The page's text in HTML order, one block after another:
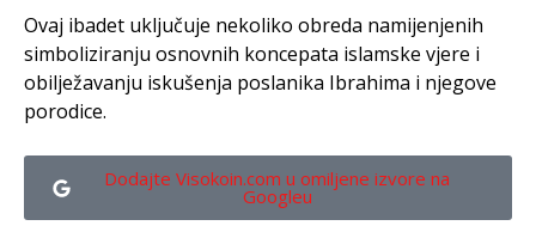
Ovaj ibadet uključuje nekoliko obreda namijenjenih
simboliziranju osnovnih koncepata islamske vjere i
obilježavanju iskušenja poslanika Ibrahima i njegove
porodice.
Dodajte Visokoin.com u omiljene izvore na
Googleu